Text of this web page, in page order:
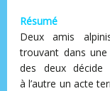
Résumé
Deux amis
trouvant dans une
des deux
à l’autre un acte